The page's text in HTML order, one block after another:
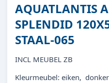
AQUATLANTIS
SPLENDID
STAAL-065
INCL MEUBEL ZB
Kleurmeubel: eiken,